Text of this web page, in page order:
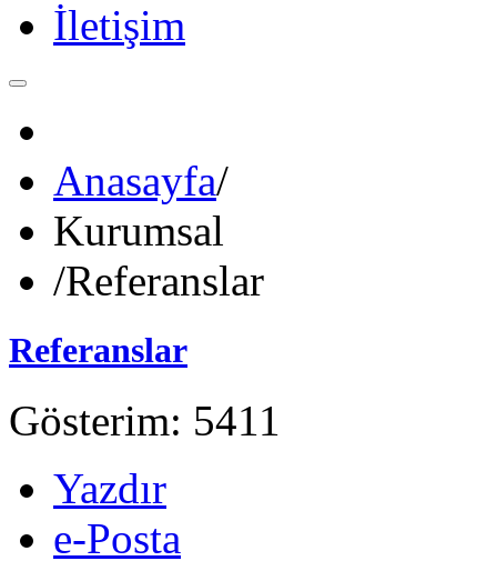
İletişim
Anasayfa/
Kurumsal
/Referanslar
Referanslar
Gösterim: 5411
Yazdır
e-Posta